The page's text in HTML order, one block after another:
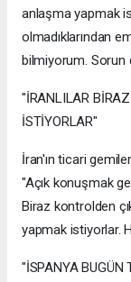
anlaşma yapmak
olmadıklarından
bilmiyorum. Sorun
"İRANLILAR
İSTİYORLAR"
İran'ın ticari
"Açık konuşmak
Biraz kontrolden
yapmak istiyorlar.
"İSPANYA BUGÜN